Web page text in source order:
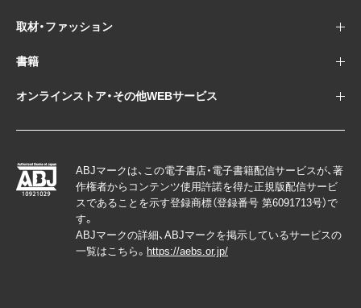
取材・ファッション
書籍
オンラインストア・その他WEBサービス
ABJマークは、この電子書店・電子書籍配信サービスが、著
作権者からコンテンツ使用許諾を得た正規版配信サービ
スであることを示す登録商標（登録番号 第6091713号）で
す。
ABJマークの詳細、ABJマークを掲示しているサービスの
一覧はこちら。 https://aebs.or.jp/